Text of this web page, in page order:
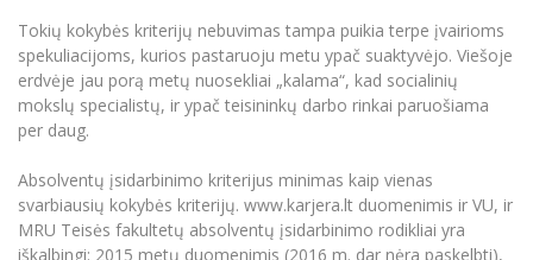
Vilniaus Karaliaus Sedžiongo institutas
Frankofoniškų šalių studijų centras
Frankofoniškų šalių studijų centras
Civilinė sauga
Korupcijos prevencija
Darbuotojų elektroninis paštas
Daugiafaktorinė autentifikacija universiteto
darbuotojams (MFA)
Mokslininkų profiliai "CRIS"
Darbuotojų kvalifikacijos kėlimas
MRU norminių teisės aktų duomenų bazė
Intranetas
Tokių kokybės kriterijų nebuvimas tampa puikia terpe įvairioms
spekuliacijoms, kurios pastaruoju metu ypač suaktyvėjo. Viešoje
erdvėje jau porą metų nuosekliai „kalama“, kad socialinių
mokslų specialistų, ir ypač teisininkų darbo rinkai paruošiama
per daug.
Absolventų įsidarbinimo kriterijus minimas kaip vienas
svarbiausių kokybės kriterijų. www.karjera.lt duomenimis ir VU, ir
MRU Teisės fakultetų absolventų įsidarbinimo rodikliai yra
iškalbingi: 2015 metų duomenimis (2016 m. dar nėra paskelbti),